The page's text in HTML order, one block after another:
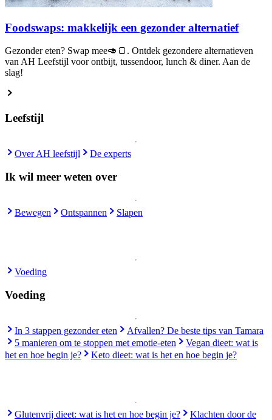
Foodswaps: makkelijk een gezonder alternatief
Gezonder eten? Swap mee🥑🍞. Ontdek gezondere alternatieven
van AH Leefstijl voor ontbijt, tussendoor, lunch & diner. Aan de
slag!
Leefstijl
Over AH leefstijl De experts
Ik wil meer weten over
Bewegen Ontspannen Slapen
Voeding
Voeding
In 3 stappen gezonder eten
Afvallen? De beste tips van Tamara
5 manieren om te stoppen met emotie-eten
Vegan dieet: wat is
het en hoe begin je?
Keto dieet: wat is het en hoe begin je?
Glutenvrij dieet: wat is het en hoe begin je?
Klachten door de